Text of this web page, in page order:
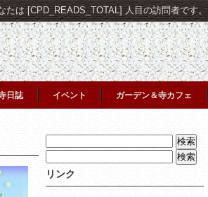
たは [CPD_READS_TOTAL] 人目の訪問者です。
日誌 イベント ガーデン＆寺カフェ
索:
索:
リンク